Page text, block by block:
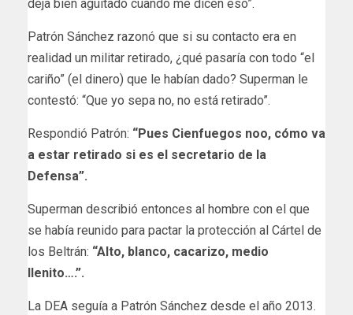
deja bien agüitado cuando me dicen eso”.
Patrón Sánchez razonó que si su contacto era en
realidad un militar retirado, ¿qué pasaría con todo “el
cariño” (el dinero) que le habían dado? Superman le
contestó: “Que yo sepa no, no está retirado”.
Respondió Patrón: “Pues Cienfuegos noo, cómo va
a estar retirado si es el secretario de la
Defensa”.
Superman describió entonces al hombre con el que
se había reunido para pactar la protección al Cártel de
los Beltrán: “Alto, blanco, cacarizo, medio
llenito….”.
La DEA seguía a Patrón Sánchez desde el año 2013.